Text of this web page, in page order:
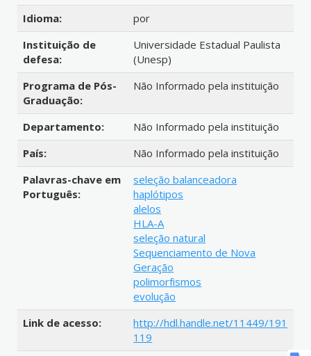
Idioma:
por
Instituição de
defesa:
Universidade Estadual Paulista
(Unesp)
Programa de Pós-
Graduação:
Não Informado pela instituição
Departamento:
Não Informado pela instituição
País:
Não Informado pela instituição
Palavras-chave em
Português:
seleção balanceadora
haplótipos
alelos
HLA-A
seleção natural
Sequenciamento de Nova
Geração
polimorfismos
evolução
Link de acesso:
http://hdl.handle.net/11449/191
119